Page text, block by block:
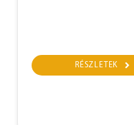
RÉSZLETEK